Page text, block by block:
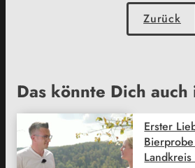
Zurück
Das könnte Dich
Erster